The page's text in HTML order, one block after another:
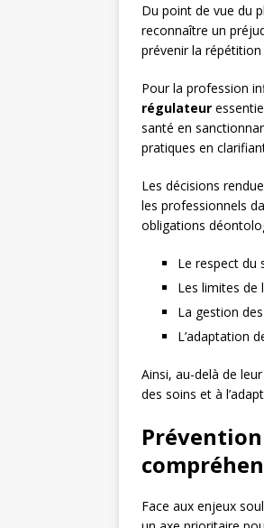
Du point de vue du
reconnaître un
prévenir la
Pour la profession
régulateur
santé en
pratiques en
Les décisions
les professionnels
obligations
Le respect du
Les limites de
La gestion
L’adaptation
Ainsi, au-delà de
des soins et à
Face aux enjeux